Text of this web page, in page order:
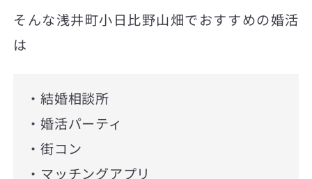
そんな浅井町小日比野山畑でおすすめの婚活
は
・結婚相談所
・婚活パーティ
・街コン
・マッチングアプリ